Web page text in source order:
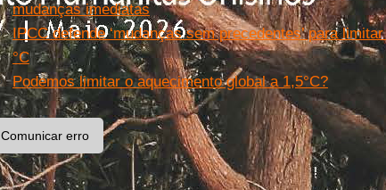
mudanças imediatas
IPCC defende ‘mudanças sem precedentes’ para
°C
Podemos limitar o aquecimento global a 1,5°C?
Comunicar erro